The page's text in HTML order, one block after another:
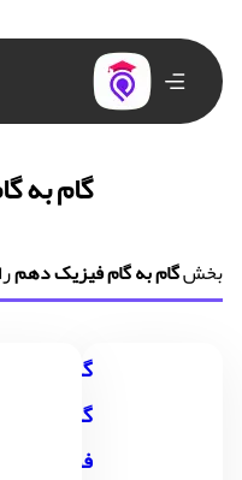
گام به
بخشگام به گام فیزیک دهم
گام به
گام